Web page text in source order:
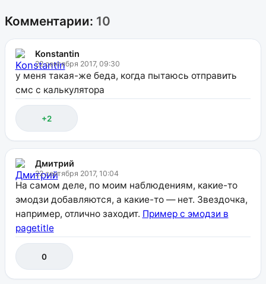
Комментарии: 10
Konstantin
22 сентября 2017, 09:30
у меня такая-же беда, когда пытаюсь отправить
смс с калькулятора
+2
Дмитрий
22 сентября 2017, 10:04
На самом деле, по моим наблюдениям, какие-то
эмодзи добавляются, а какие-то — нет. Звездочка,
например, отлично заходит. Пример с эмодзи в
pagetitle
0